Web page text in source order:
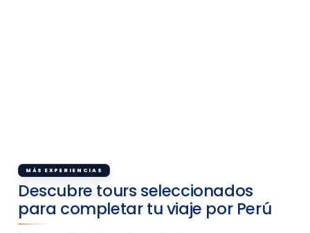
MÁS EXPERIENCIAS
Descubre tours seleccionados
para completar tu viaje por Perú